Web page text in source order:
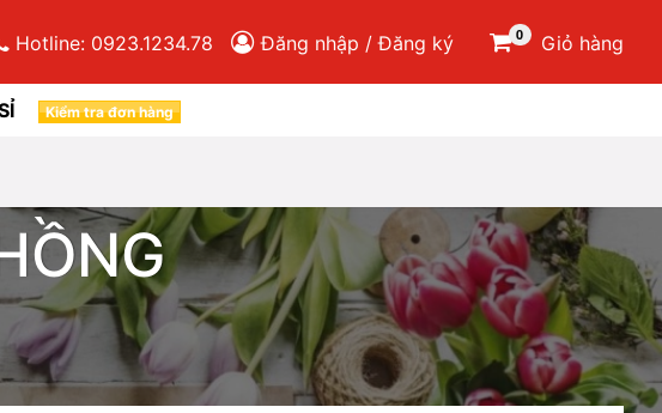
Hotline: 0923.1234.78 Đăng nhập / Đăng ký 0 Giỏ hàng
Kiểm tra đơn hàng